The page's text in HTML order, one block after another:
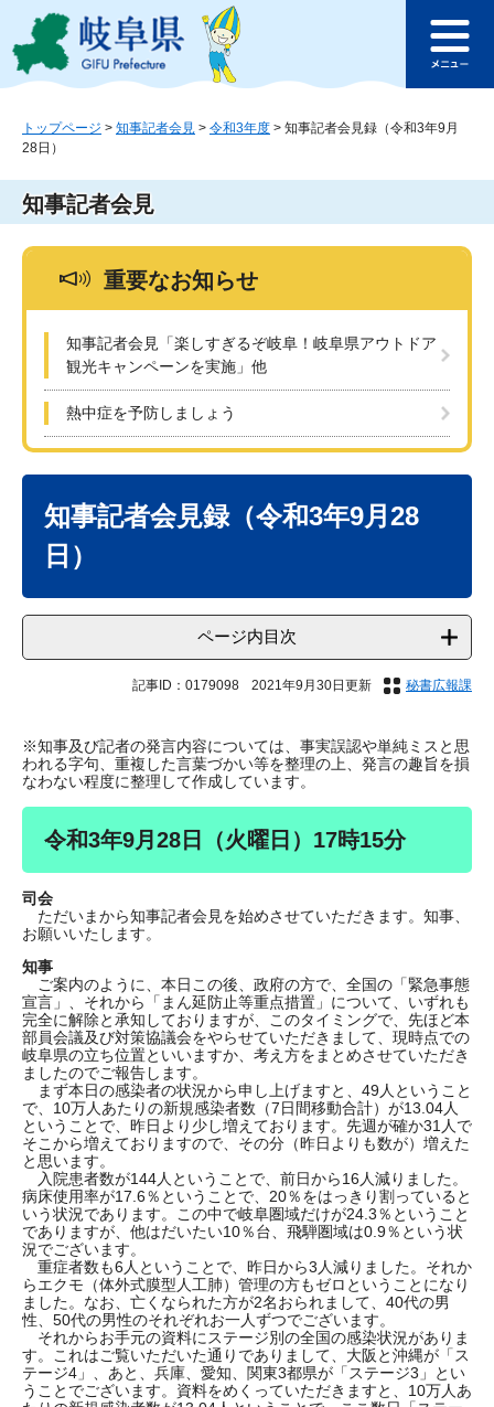
ジ
ュ
このページの本文へ
ュ
トップページ > 知事記者会見 > 令和3年度 > 知事記者会見録（令和3年9月
28日）
知事記者会見
重要なお知らせ
知事記者会見「楽しすぎるぞ岐阜！岐阜県アウトドア
観光キャンペーンを実施」他
熱中症を予防しましょう
知事記者会見録（令和3年9月28
日）
ページ内目次
記事ID：0179098 2021年9月30日更新 秘書広報課
※知事及び記者の発言内容については、事実誤認や単純ミスと思
われる字句、重複した言葉づかい等を整理の上、発言の趣旨を損
なわない程度に整理して作成しています。
令和3年9月28日（火曜日）17時15分
司会
ただいまから知事記者会見を始めさせていただきます。知事、
お願いいたします。
知事
ご案内のように、本日この後、政府の方で、全国の「緊急事態
宣言」、それから「まん延防止等重点措置」について、いずれも
完全に解除と承知しておりますが、このタイミングで、先ほど本
部員会議及び対策協議会をやらせていただきまして、現時点での
岐阜県の立ち位置といいますか、考え方をまとめさせていただき
ましたのでご報告します。
まず本日の感染者の状況から申し上げますと、49人ということ
で、10万人あたりの新規感染者数（7日間移動合計）が13.04人
ということで、昨日より少し増えております。先週が確か31人で
そこから増えておりますので、その分（昨日よりも数が）増えた
と思います。
入院患者数が144人ということで、前日から16人減りました。
病床使用率が17.6％ということで、20％をはっきり割っていると
いう状況であります。この中で岐阜圏域だけが24.3％ということ
でありますが、他はだいたい10％台、飛騨圏域は0.9％という状
況でございます。
重症者数も6人ということで、昨日から3人減りました。それか
らエクモ（体外式膜型人工肺）管理の方もゼロということになり
ました。なお、亡くなられた方が2名おられまして、40代の男
性、50代の男性のそれぞれお一人ずつでございます。
それからお手元の資料にステージ別の全国の感染状況がありま
す。これはご覧いただいた通りでありまして、大阪と沖縄が「ス
テージ4」、あと、兵庫、愛知、関東3都県が「ステージ3」とい
うことでございます。資料をめくっていただきますと、10万人あ